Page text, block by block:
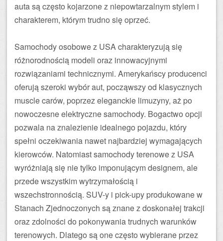
auta są często kojarzone z niepowtarzalnym stylem i
charakterem, którym trudno się oprzeć.
Samochody osobowe z USA charakteryzują się
różnorodnością modeli oraz innowacyjnymi
rozwiązaniami technicznymi. Amerykańscy producenci
oferują szeroki wybór aut, począwszy od klasycznych
muscle carów, poprzez eleganckie limuzyny, aż po
nowoczesne elektryczne samochody. Bogactwo opcji
pozwala na znalezienie idealnego pojazdu, który
spełni oczekiwania nawet najbardziej wymagających
kierowców. Natomiast samochody terenowe z USA
wyróżniają się nie tylko imponującym designem, ale
przede wszystkim wytrzymałością i
wszechstronnością. SUV-y i pick-upy produkowane w
Stanach Zjednoczonych są znane z doskonałej trakcji
oraz zdolności do pokonywania trudnych warunków
terenowych. Dlatego są one często wybierane przez